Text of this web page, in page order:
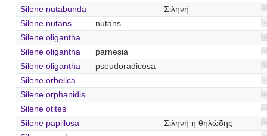
Silene nutabunda
Σιληνή
Silene nutans
nutans
Silene oligantha
Silene oligantha
parnesia
Silene oligantha
pseudoradicosa
Silene orbelica
Silene orphanidis
Silene otites
Silene papillosa
Σιληνή η θηλώδης